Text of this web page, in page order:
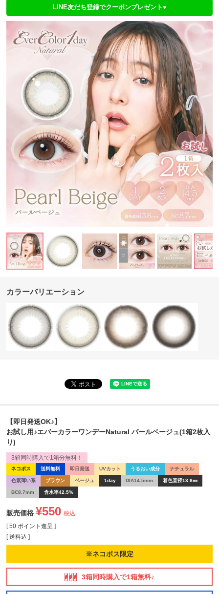
LINE友だち登録でクーポンプレゼント♥
カラーバリエーション
【即日発送OK♪】
お試し用♪エバーカラーワンデーNatural パールベージュ(1箱2枚入
り)
ネコポス 送料無料 即日発送 UVカット うるおい成分 ナチュラル
色素薄い系 ブラウン ベージュ 1day DIA14.5mm 着色直径13.8㎜
BC8.7mm 含水率42.5%
3箱同時購入で1箱分無料！
販売価格 ¥550 税込
[ 50 ポイント進呈 ]
送料込
※ネコポス限定
3箱同時購入で1箱無料♪